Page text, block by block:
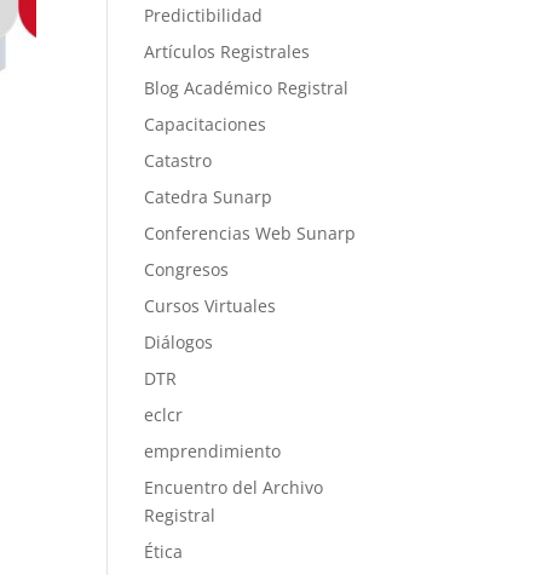
Predictibilidad
Artículos Registrales
Blog Académico Registral
Capacitaciones
Catastro
Catedra Sunarp
Conferencias Web Sunarp
Congresos
Cursos Virtuales
Diálogos
DTR
eclcr
emprendimiento
Encuentro del Archivo
Registral
Ética